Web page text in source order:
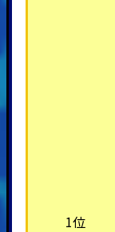
1位